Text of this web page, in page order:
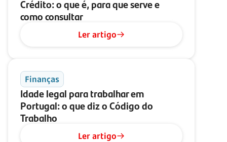
Crédito: o que é, para que serve e
como consultar
Ler artigo
Finanças
Idade legal para trabalhar em
Portugal: o que diz o Código do
Trabalho
Ler artigo